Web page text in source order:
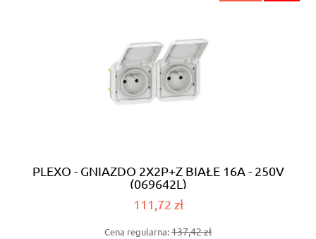
PLEXO - GNIAZDO 2X2P+Z BIAŁE 16A - 250V
(069642L)
111,72 zł
Cena regularna:137,42 zł